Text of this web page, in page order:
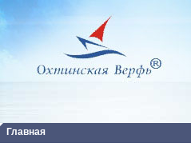
Главная